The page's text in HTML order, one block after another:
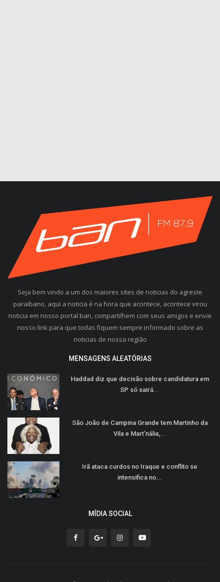
Seja bem vindo a um dos maiores sites de noticias do agreste
paraibano, aqui a noticia é na hora que acontece, acontece virou
noticia em nosso portal ban, compartilhem com seus amigos e envie
nosso link para que todas fiquem sempre informado sobre as
noticias de nossa região
MENSAGENS ALEATÓRIAS
Haddad diz que decisão sobre candidatura em
SP só sairá...
São João de Campina Grande tem Martinho da
Vila e Mart'nália,...
Irã ataca curdos no Iraque e conflito se
intensifica no...
MÍDIA SOCIAL